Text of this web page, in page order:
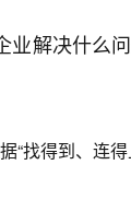
业解决什么
找得到、连得